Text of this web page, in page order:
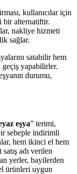
kullanıcılar için
bir alternatiftir.
nakliye hizmeti
sağlar.
satabilir hem
geçiş yapabilirler.
durumu,
eşya” terimi,
sebeple indirimli
hem ikinci el hem
adı verilen
yerler, bayilerden
ürünleri uygun